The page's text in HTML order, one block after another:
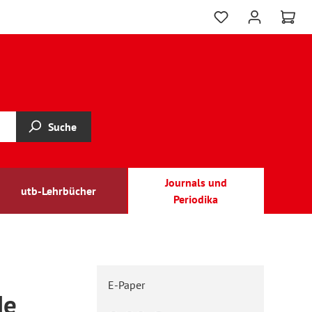
Suche
utb-Lehrbücher
Journals und
Periodika
E-Paper